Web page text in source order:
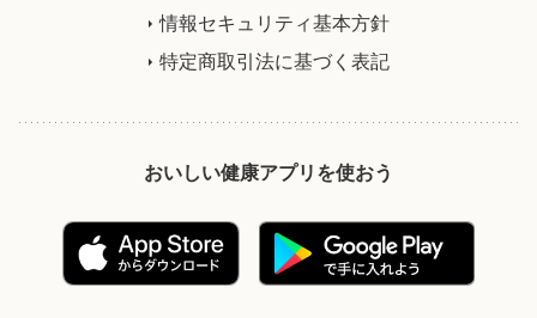
情報セキュリティ基本方針
特定商取引法に基づく表記
おいしい健康アプリを使おう